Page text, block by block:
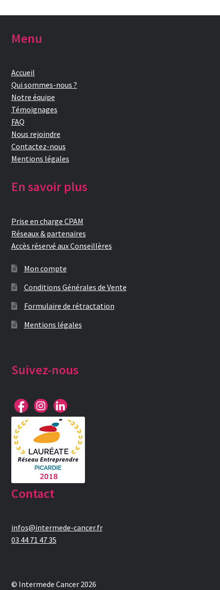
Menu
Accueil
Qui sommes-nous ?
Notre équipe
Témoignages
FAQ
Nous rejoindre
Contactez-nous
Mentions légales
En savoir plus
Prise en charge CPAM
Réseaux & partenaires
Accès réservé aux Conseillères
Mon compte
Conditions Générales de Vente
Formulaire de rétractation
Mentions légales
Suivez-nous
Contact
infos@intermede-cancer.fr
03 44 71 47 35
© Intermede Cancer 2026